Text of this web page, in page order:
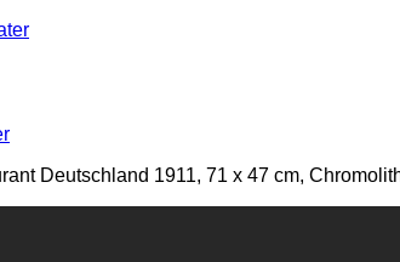
Deutschland 1911, 71 x 47 cm,